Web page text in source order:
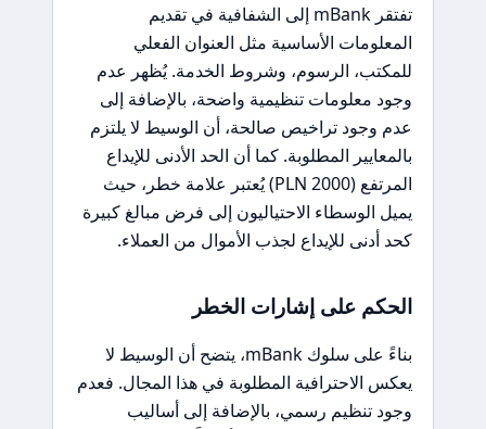
تفتقر mBank إلى الشفافية في تقديم
المعلومات الأساسية مثل العنوان الفعلي
للمكتب، الرسوم، وشروط الخدمة. يُظهر عدم
وجود معلومات تنظيمية واضحة، بالإضافة إلى
عدم وجود تراخيص صالحة، أن الوسيط لا يلتزم
بالمعايير المطلوبة. كما أن الحد الأدنى للإيداع
المرتفع (2000 PLN) يُعتبر علامة خطر، حيث
يميل الوسطاء الاحتياليون إلى فرض مبالغ كبيرة
كحد أدنى للإيداع لجذب الأموال من العملاء.
الحكم على إشارات الخطر
بناءً على سلوك mBank، يتضح أن الوسيط لا
يعكس الاحترافية المطلوبة في هذا المجال. فعدم
وجود تنظيم رسمي، بالإضافة إلى أساليب